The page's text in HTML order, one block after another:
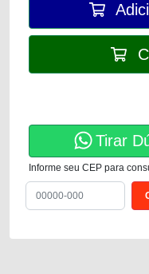
Tirar
Informe seu CEP para